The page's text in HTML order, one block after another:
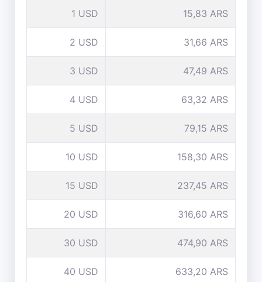
1 USD 15,83 ARS
2 USD 31,66 ARS
3 USD 47,49 ARS
4 USD 63,32 ARS
5 USD 79,15 ARS
10 USD 158,30 ARS
15 USD 237,45 ARS
20 USD 316,60 ARS
30 USD 474,90 ARS
40 USD 633,20 ARS